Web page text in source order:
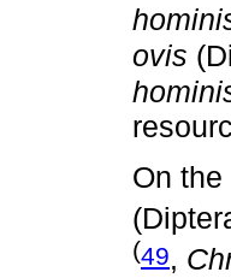
ovis
On
(49,